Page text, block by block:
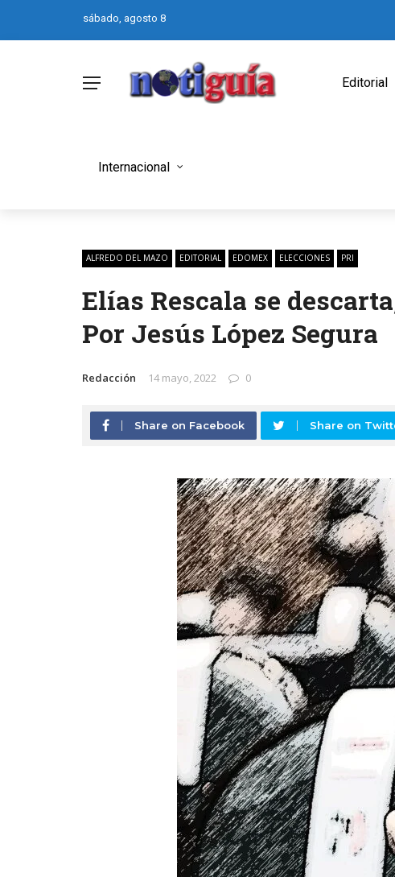
sábado, agosto 8
Editorial
Internacional
ALFREDO DEL MAZO EDITORIAL EDOMEX ELECCIONES PRI
Elías Rescala se
Por Jesús López Segura
Redacción 14 mayo, 2022 0
Share on Facebook Share on